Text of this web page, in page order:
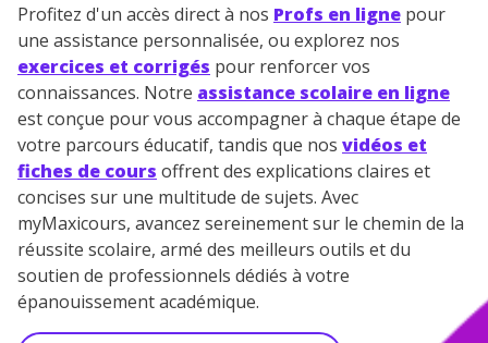
Profitez d'un accès direct à nos Profs en ligne pour
une assistance personnalisée, ou explorez nos
exercices et corrigés pour renforcer vos
connaissances. Notre assistance scolaire en ligne
est conçue pour vous accompagner à chaque étape de
votre parcours éducatif, tandis que nos vidéos et
fiches de cours offrent des explications claires et
concises sur une multitude de sujets. Avec
myMaxicours, avancez sereinement sur le chemin de la
réussite scolaire, armé des meilleurs outils et du
soutien de professionnels dédiés à votre
épanouissement académique.